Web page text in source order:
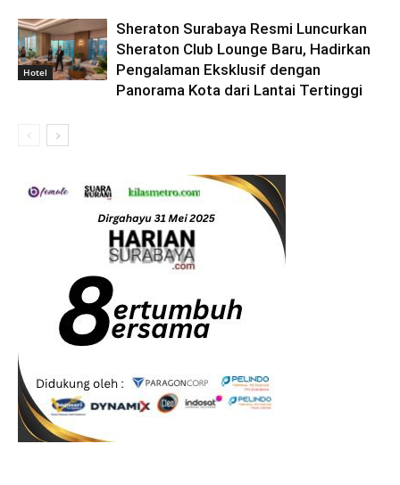
Hotel
Sheraton Surabaya Resmi Luncurkan
Sheraton Club Lounge Baru, Hadirkan
Pengalaman Eksklusif dengan
Panorama Kota dari Lantai Tertinggi